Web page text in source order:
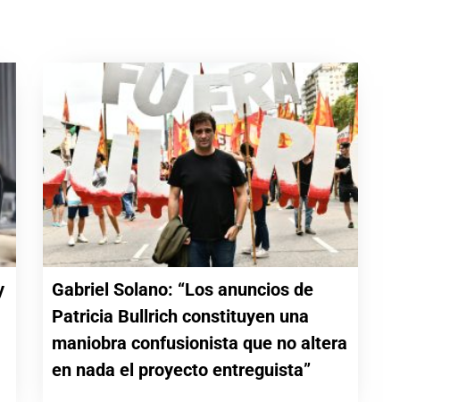
Gabriel Solano: “Los anuncios de
Patricia Bullrich constituyen una
maniobra confusionista que no altera
en nada el proyecto entreguista”